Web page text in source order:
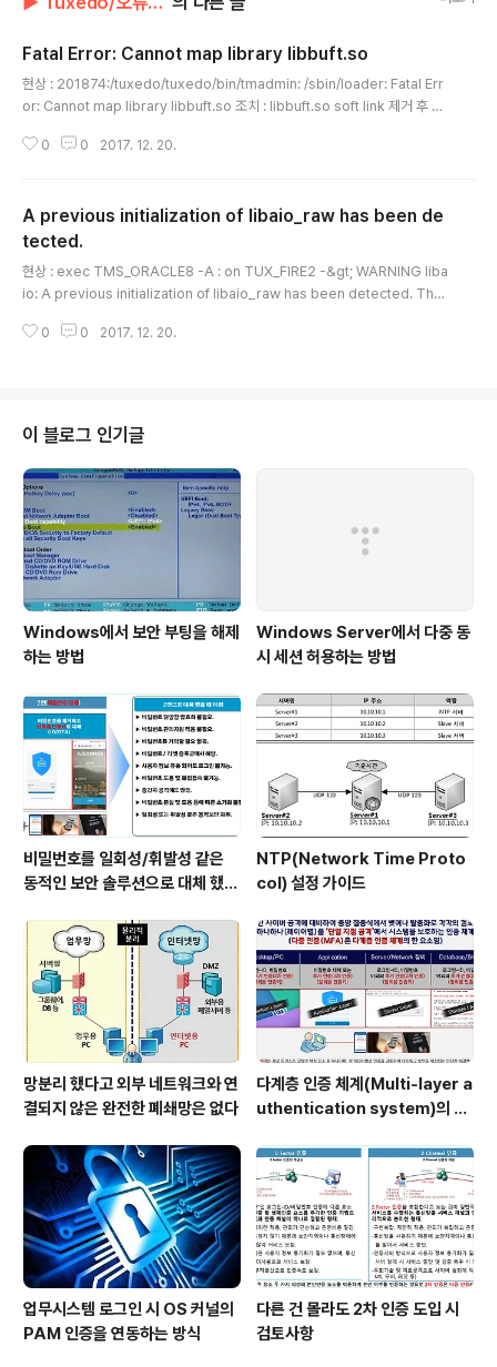
Fatal Error: Cannot map library libbuft.so
현상 : 201874:/tuxedo/tuxedo/bin/tmadmin: /sbin/loader: Fatal Err
or: Cannot map library libbuft.so 조치 : libbuft.so soft link 제거 후 재
0 0 2017. 12. 20.
A previous initialization of libaio_raw has been de
tected.
현상 : exec TMS_ORACLE8 -A : on TUX_FIRE2 -&gt; WARNING liba
io: A previous initialization of libaio_raw has been detected. The
ge or undefined behavior will result. 원인 : The problem is that SA
0 0 2017. 12. 20.
이 블로그 인기글
Windows에서 보안 부팅을 해제
하는 방법
Windows Server에서 다중 동
시 세션 허용하는 방법
비밀번호를 일회성/휘발성 같은
동적인 보안 솔루션으로 대체 했을
NTP(Network Time Proto
col) 설정 가이드
망분리 했다고 외부 네트워크와 연
결되지 않은 완전한 폐쇄망은 없다
다계층 인증 체계(Multi-layer a
uthentication system)의 특
업무시스템 로그인 시 OS 커널의
PAM 인증을 연동하는 방식
다른 건 몰라도 2차 인증 도입 시
검토사항